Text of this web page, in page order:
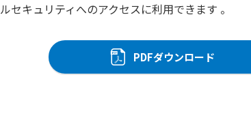
ルセキュリティへのアクセスに利用できます 。
PDFダウンロード